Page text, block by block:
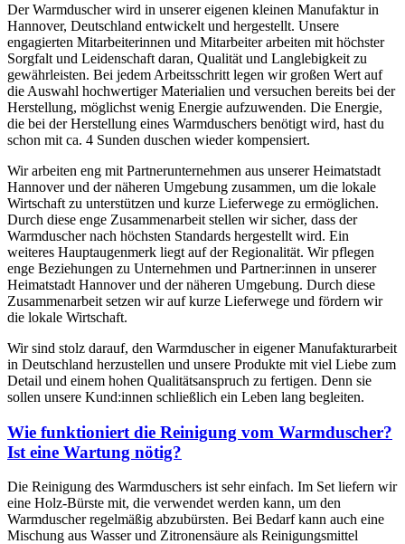
Der Warmduscher wird in unserer eigenen kleinen Manufaktur in
Hannover, Deutschland entwickelt und hergestellt. Unsere
engagierten Mitarbeiterinnen und Mitarbeiter arbeiten mit höchster
Sorgfalt und Leidenschaft daran, Qualität und Langlebigkeit zu
gewährleisten. Bei jedem Arbeitsschritt legen wir großen Wert auf
die Auswahl hochwertiger Materialien und versuchen bereits bei der
Herstellung, möglichst wenig Energie aufzuwenden. Die Energie,
die bei der Herstellung eines Warmduschers benötigt wird, hast du
schon mit ca. 4 Sunden duschen wieder kompensiert.
Wir arbeiten eng mit Partnerunternehmen aus unserer Heimatstadt
Hannover und der näheren Umgebung zusammen, um die lokale
Wirtschaft zu unterstützen und kurze Lieferwege zu ermöglichen.
Durch diese enge Zusammenarbeit stellen wir sicher, dass der
Warmduscher nach höchsten Standards hergestellt wird. Ein
weiteres Hauptaugenmerk liegt auf der Regionalität. Wir pflegen
enge Beziehungen zu Unternehmen und Partner:innen in unserer
Heimatstadt Hannover und der näheren Umgebung. Durch diese
Zusammenarbeit setzen wir auf kurze Lieferwege und fördern wir
die lokale Wirtschaft.
Wir sind stolz darauf, den Warmduscher in eigener Manufakturarbeit
in Deutschland herzustellen und unsere Produkte mit viel Liebe zum
Detail und einem hohen Qualitätsanspruch zu fertigen. Denn sie
sollen unsere Kund:innen schließlich ein Leben lang begleiten.
Wie funktioniert die Reinigung vom Warmduscher?
Ist eine Wartung nötig?
Die Reinigung des Warmduschers ist sehr einfach. Im Set liefern wir
eine Holz-Bürste mit, die verwendet werden kann, um den
Warmduscher regelmäßig abzubürsten. Bei Bedarf kann auch eine
Mischung aus Wasser und Zitronensäure als Reinigungsmittel